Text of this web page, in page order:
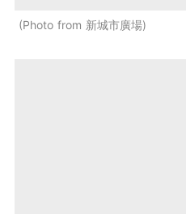
Photo from 新城市廣場